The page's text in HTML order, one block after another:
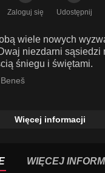
Zaloguj się Udostępnij
wiele nowych
niezdarni sąsiedzi
śniegu i świętami.
Więcej informacji
WIĘCEJ